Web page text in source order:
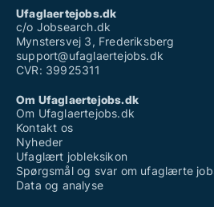
Ufaglært tømrer løn
Ufaglært vinduespudser løn
Ufaglaertejobs.dk
c/o Jobsearch.dk
Mynstersvej 3, Frederiksberg
support@ufaglaertejobs.dk
CVR: 39925311
Om Ufaglaertejobs.dk
Om Ufaglaertejobs.dk
Kontakt os
Nyheder
Ufaglært jobleksikon
Spørgsmål og svar om ufaglærte
Data og analyse